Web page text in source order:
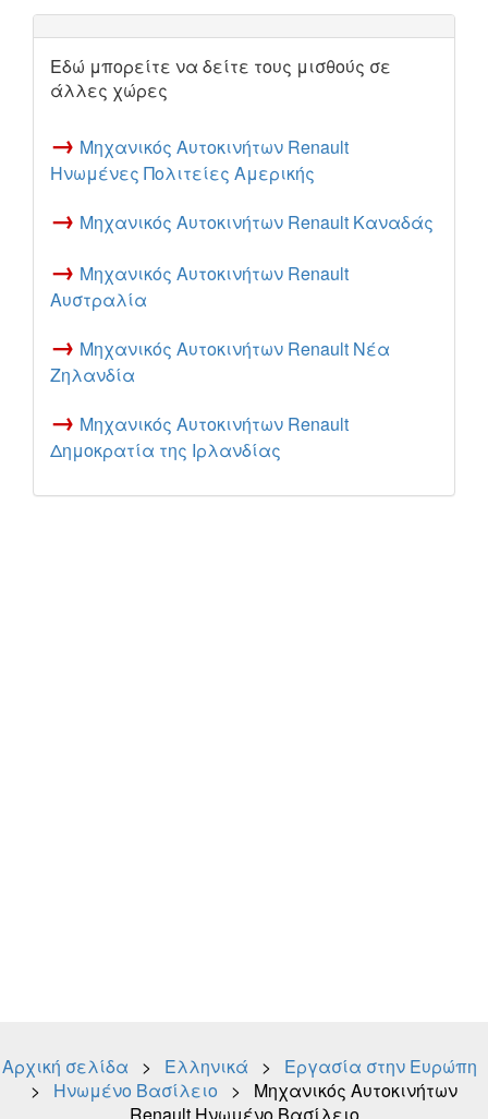
Εδώ μπορείτε να δείτε τους μισθούς σε
άλλες χώρες
→ Μηχανικός Αυτοκινήτων Renault
Ηνωμένες Πολιτείες Αμερικής
→ Μηχανικός Αυτοκινήτων Renault Καναδάς
→ Μηχανικός Αυτοκινήτων Renault
Αυστραλία
→ Μηχανικός Αυτοκινήτων Renault Νέα
Ζηλανδία
→ Μηχανικός Αυτοκινήτων Renault
Δημοκρατία της Ιρλανδίας
Αρχική σελίδα > Ελληνικά > Εργασία στην Ευρώπη
> Ηνωμένο Βασίλειο > Μηχανικός Αυτοκινήτων